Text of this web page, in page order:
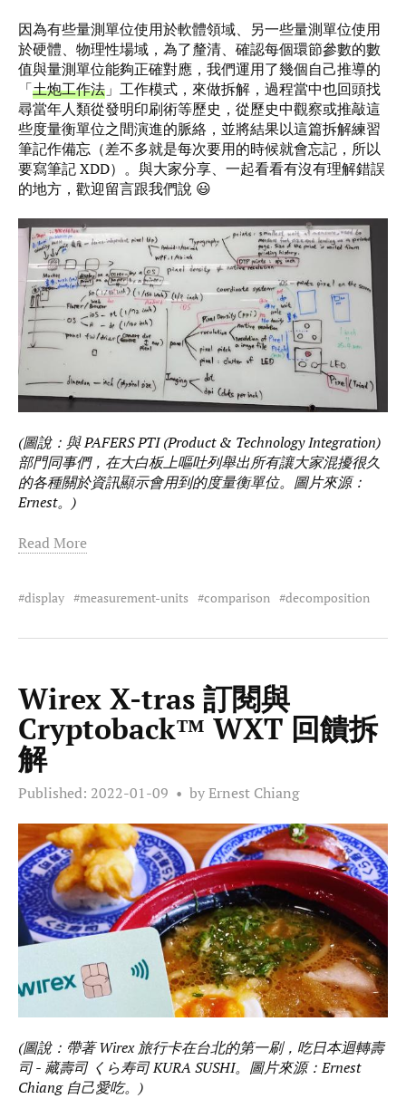
因為有些量測單位使用於軟體領域、另一些量測單位使用
於硬體、物理性場域，為了釐清、確認每個環節參數的數
值與量測單位能夠正確對應，我們運用了幾個自己推導的
「土炮工作法 」工作模式，來做拆解，過程當中也回頭找
尋當年人類從發明印刷術等歷史，從歷史中觀察或推敲這
些度量衡單位之間演進的脈絡，並將結果以這篇拆解練習
筆記作備忘（差不多就是每次要用的時候就會忘記，所以
要寫筆記 XDD）。與大家分享、一起看看有沒有理解錯誤
的地方，歡迎留言跟我們說 😃
(圖說：與 PAFERS PTI (Product & Technology Integration)
部門同事們，在大白板上嘔吐列舉出所有讓大家混擾很久
的各種關於資訊顯示會用到的度量衡單位。圖片來源：
Ernest。)
Read More
display measurement-units comparison decomposition
Wirex X-tras 訂閱與
Cryptoback™ WXT 回饋拆
解
Published: 2022-01-09 by Ernest Chiang
(圖說：帶著 Wirex 旅行卡在台北的第一刷，吃日本迴轉壽
司 - 藏壽司 くら寿司 KURA SUSHI。圖片來源：Ernest
Chiang 自己愛吃。)